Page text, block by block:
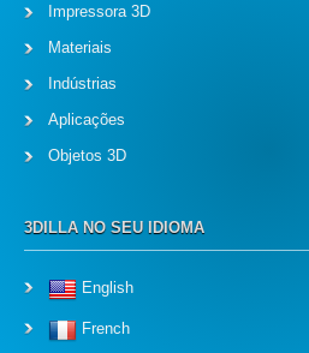
Impressora 3D
Materiais
Indústrias
Aplicações
Objetos 3D
3DILLA NO SEU IDIOMA
English
French